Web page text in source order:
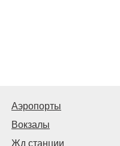
Аэропорты
Вокзалы
Жд станции